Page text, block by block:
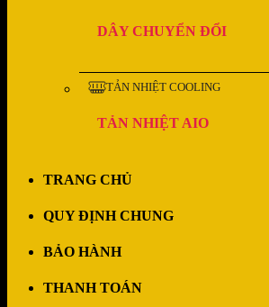
DÂY CHUYỂN ĐỔI
TẢN NHIỆT COOLING
TẢN NHIỆT AIO
TRANG CHỦ
QUY ĐỊNH CHUNG
BẢO HÀNH
THANH TOÁN